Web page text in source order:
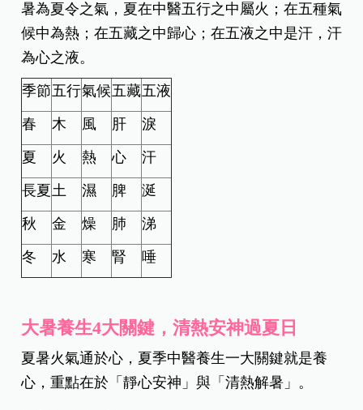
暑為夏令之氣，夏在中醫五行之中屬火；在五種氣
候中為熱；在五藏之中歸心；在五液之中是汗，汗
為心之液。
季節五行氣候五藏五液
春 木 風 肝 淚
夏 火 熱 心 汗
長夏 土 濕 脾 涎
秋 金 燥 肺 涕
冬 水 寒 腎 唾
大暑養生4大關鍵，清熱安神過夏日
夏暑火氣通於心，夏季中醫養生一大關鍵就是養
心，重點在於「靜心安神」與「清熱解暑」。